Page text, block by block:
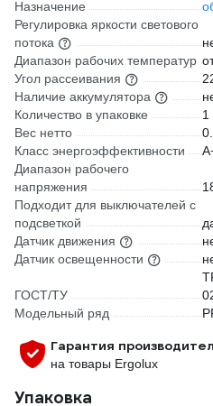
Назначение
Регулировка яркости светового
потока
Диапазон рабочих температур
Угол рассеивания
Наличие аккумулятора
Количество в упаковке
1
Вес нетто
Класс энергоэффективности
Диапазон рабочего
напряжения
Подходит для выключателей с
подсветкой
Датчик движения
Датчик освещенности
ГОСТ/ТУ
Модельный ряд
Гарантия
на товары Ergolux
Упаковка